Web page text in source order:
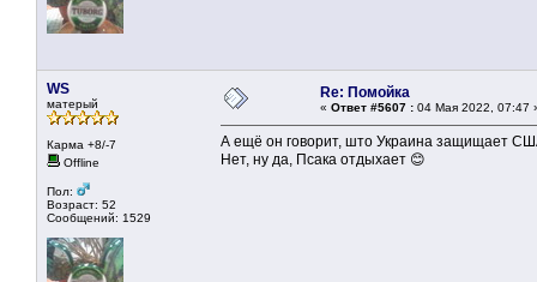
WS
матерый
Карма +8/-7
Offline
Пол:
Возраст: 52
Сообщений: 1529
Re: Помойка
« Ответ #5607 : 04 Мая 2022, 07:47
А ещё он говорит, што Украина защищает
Нет, ну да, Псака отдыхает 😊